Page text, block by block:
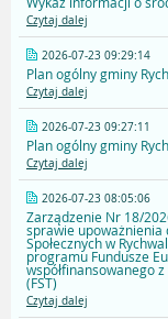
Czytaj dalej
2026-07-23 09:29:14
Plan ogólny gminy
Czytaj dalej
2026-07-23 09:27:11
Plan ogólny gminy
Czytaj dalej
2026-07-23 08:05:06
Zarządzenie Nr 18/
sprawie upoważnienia
Społecznych w
programu Fundusze
współfinansowanego
(FST)
Czytaj dalej